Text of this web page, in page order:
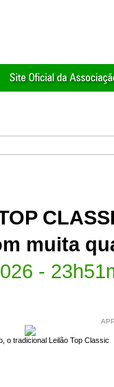
muita
-
o tradicional Leilão Top Classic